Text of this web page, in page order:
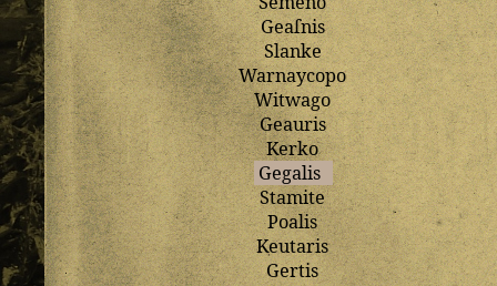
Geaſnis
Slanke
Warnaycopo
Witwago
Geauris
Kerko
Gegalis
Stamite
Poalis
Keutaris
Gertis